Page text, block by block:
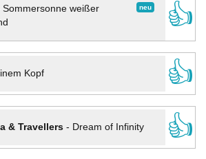
neu
Sommersonne weißer
👍
Kopf
👍
& Travellers- Dream of Infinity
👍